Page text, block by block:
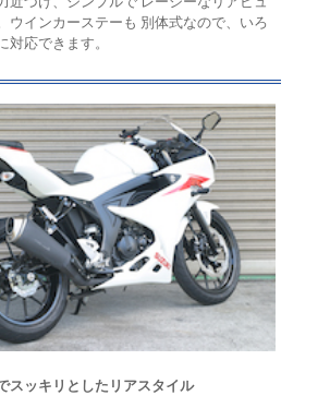
ウインカーステーも 別体式なので、いろ
対応できます。
スッキリとしたリアスタイル